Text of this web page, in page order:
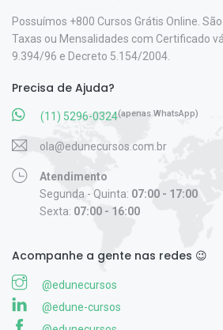
Possuímos +800 Cursos Grátis Online.
Taxas ou Mensalidades com Certificado
9.394/96 e Decreto 5.154/2004.
Precisa de Ajuda?
(11) 5296-0324(apenas WhatsApp)
ola@edunecursos.com.br
Atendimento
Segunda - Quinta: 07:00 - 17:00
Sexta: 07:00 - 16:00
Acompanhe a gente nas redes 😉
@edunecursos
@edune-cursos